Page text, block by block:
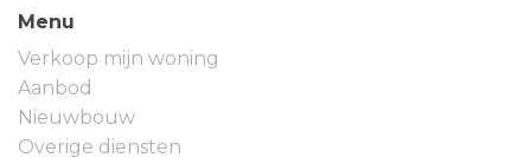
Menu
Verkoop mijn woning
Aanbod
Nieuwbouw
Overige diensten